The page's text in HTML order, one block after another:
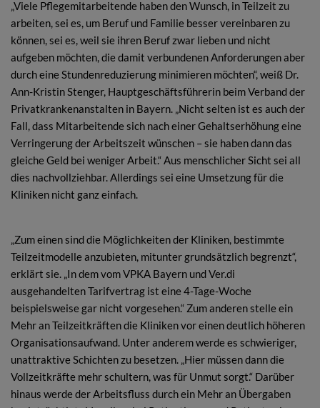
„Viele Pflegemitarbeitende haben den Wunsch, in Teilzeit zu
arbeiten, sei es, um Beruf und Familie besser vereinbaren zu
können, sei es, weil sie ihren Beruf zwar lieben und nicht
aufgeben möchten, die damit verbundenen Anforderungen aber
durch eine Stundenreduzierung minimieren möchten“, weiß Dr.
Ann-Kristin Stenger, Hauptgeschäftsführerin beim Verband der
Privatkrankenanstalten in Bayern. „Nicht selten ist es auch der
Fall, dass Mitarbeitende sich nach einer Gehaltserhöhung eine
Verringerung der Arbeitszeit wünschen – sie haben dann das
gleiche Geld bei weniger Arbeit.“ Aus menschlicher Sicht sei all
dies nachvollziehbar. Allerdings sei eine Umsetzung für die
Kliniken nicht ganz einfach.
„Zum einen sind die Möglichkeiten der Kliniken, bestimmte
Teilzeitmodelle anzubieten, mitunter grundsätzlich begrenzt“,
erklärt sie. „In dem vom VPKA Bayern und Ver.di
ausgehandelten Tarifvertrag ist eine 4-Tage-Woche
beispielsweise gar nicht vorgesehen.“ Zum anderen stelle ein
Mehr an Teilzeitkräften die Kliniken vor einen deutlich höheren
Organisationsaufwand. Unter anderem werde es schwieriger,
unattraktive Schichten zu besetzen. „Hier müssen dann die
Vollzeitkräfte mehr schultern, was für Unmut sorgt.“ Darüber
hinaus werde der Arbeitsfluss durch ein Mehr an Übergaben